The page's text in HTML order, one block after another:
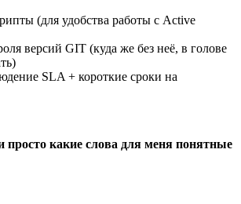
(для удобства работы с Active
версий GIT (куда же без неё, в голове
SLA + короткие сроки на
какие слова для меня понятные